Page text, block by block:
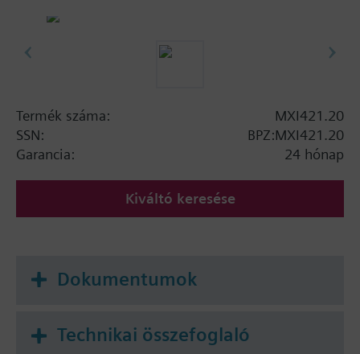
Termék száma:
MXI421.20
SSN:
BPZ:MXI421.20
Garancia:
24 hónap
Kiváltó keresése
Dokumentumok
Technikai összefoglaló